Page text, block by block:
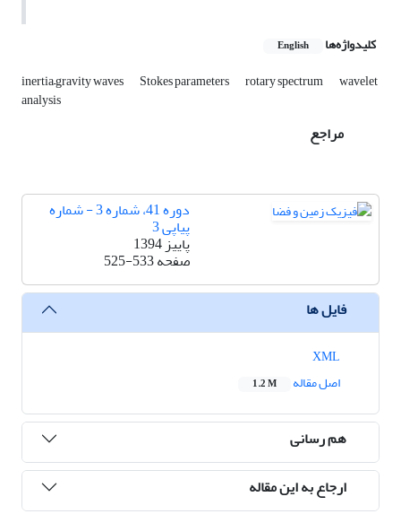
کلیدواژه‌ها English
inertia–gravity waves Stokes parameters rotary spectrum wavelet
analysis
مراجع
دوره 41، شماره 3 - شماره
پیاپی 3
پاییز 1394
صفحه525-533
فایل ها
اصل مقاله
1.2 M
هم رسانی
ارجاع به این مقاله